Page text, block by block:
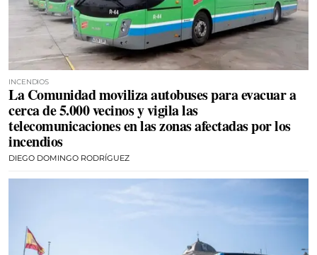
INCENDIOS
La Comunidad moviliza autobuses para evacuar a
cerca de 5.000 vecinos y vigila las
telecomunicaciones en las zonas afectadas por los
incendios
DIEGO DOMINGO RODRÍGUEZ